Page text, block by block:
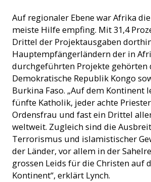
Auf regionaler Ebene war Afrika
meiste Hilfe empfing. Mit 31,4
Drittel der Projektausgaben
Hauptempfängerländern der in
durchgeführten Projekte gehörten
Demokratische Republik Kongo
Burkina Faso. „Auf dem Kontinent
fünfte Katholik, jeder achte
Ordensfrau und fast ein Drittel
weltweit. Zugleich sind die
Terrorismus und islamistischer
der Länder, vor allem in der
grossen Leids für die Christen auf
Kontinent“, erklärt Lynch.